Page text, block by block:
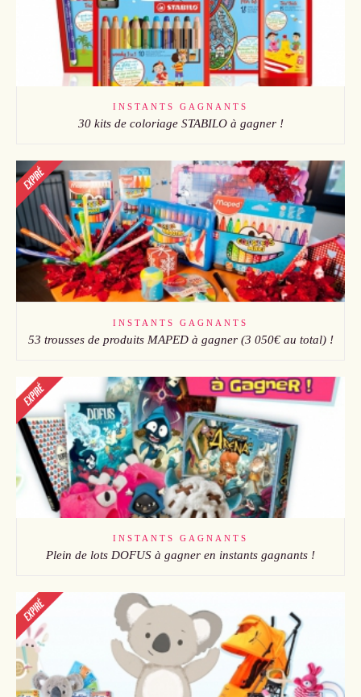
INSTANTS GAGNANTS
30 kits de coloriage STABILO à gagner !
INSTANTS GAGNANTS
53 trousses de produits MAPED à gagner (3 050€ au total) !
INSTANTS GAGNANTS
Plein de lots DOFUS à gagner en instants gagnants !